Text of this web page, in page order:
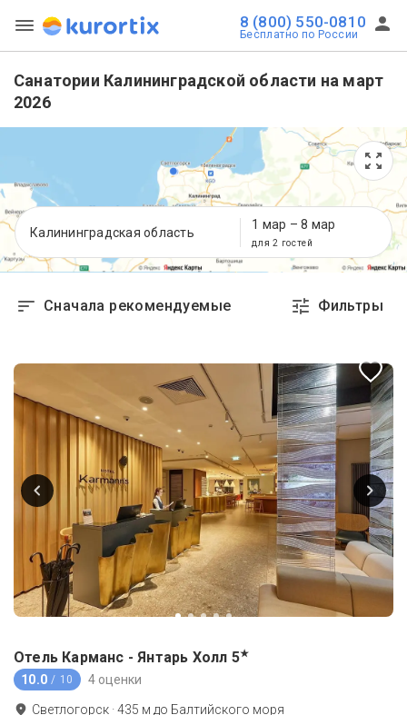
8 (800) 550-0810
Бесплатно по России
Санатории Калининградской области на март
2026
Калининградская область
1 мар – 8 мар
для 2 гостей
Сначала рекомендуемые Фильтры
Отель Карманс - Янтарь Холл 5★
10.0 / 10 4 оценки
Светлогорск ·435 м до Балтийского моря